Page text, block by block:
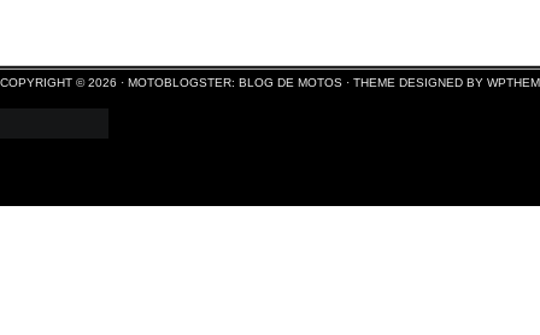
COPYRIGHT © 2026 · MOTOBLOGSTER: BLOG DE MOTOS · THEME DESIGNED BY